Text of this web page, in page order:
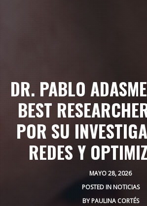
DR. PABLO
BEST
POR SU
REDES Y
MAYO 28, 2026
POSTED IN NOTICIAS
BYPAULINA CORTÉS